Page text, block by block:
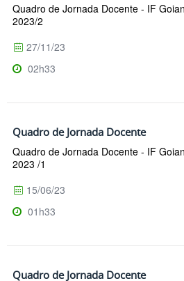
Quadro de Jornada Docente - IF
2023/2
27/11/23
02h33
Quadro de Jornada Docente
Quadro de Jornada Docente - IF
2023 /1
15/06/23
01h33
Quadro de Jornada Docente